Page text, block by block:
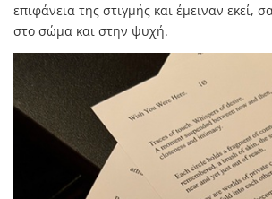
επιφάνεια της στιγμής και έμειναν εκεί,
στο σώμα και στην ψυχή.